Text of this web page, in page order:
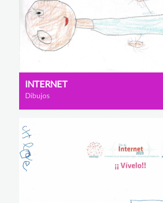
INTERNET
Dibujos